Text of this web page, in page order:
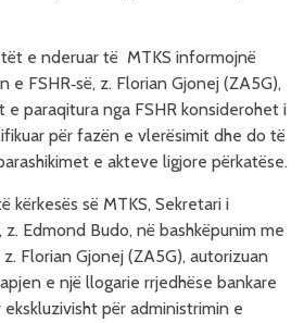
e nderuar të MTKS informojnë
FSHR‑së, z. Florian Gjonej (ZA5G),
paraqitura nga FSHR konsiderohet i
për fazën e vlerësimit dhe do të
e akteve ligjore përkatëse.
kërkesës së MTKS, Sekretari i
z. Edmond Budo, në bashkëpunim me
z. Florian Gjonej (ZA5G), autorizuan
e një llogarie rrjedhëse bankare
për administrimin e